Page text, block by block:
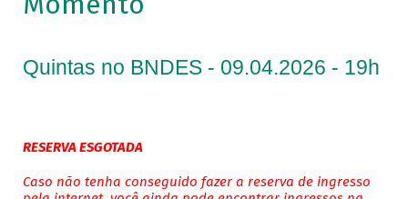
Quintas no BNDES - 09.04.2026 - 19h
RESERVA ESGOTADA
Caso não tenha conseguido fazer a reserva de ingresso